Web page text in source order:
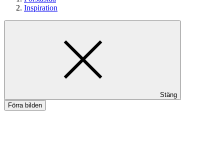
Mat och dryck
Erbjudanden
Inspiration
Stäng
Förra bilden